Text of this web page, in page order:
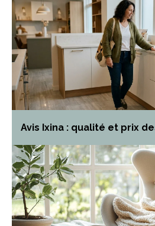
Avis Ixina : qualité et prix